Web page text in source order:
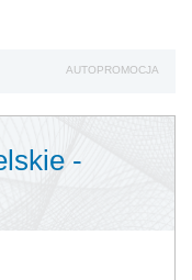
AUTOPROMOCJA
-